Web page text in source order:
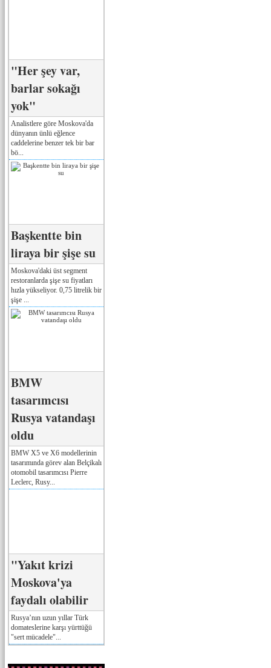
"Her şey var,
barlar sokağı
yok"
Analistlere göre Moskova'da
dünyanın ünlü eğlence
caddelerine benzer tek bir bar
bö...
Başkentte bin
liraya bir şişe su
Moskova'daki üst segment
restoranlarda şişe su fiyatları
hızla yükseliyor. 0,75 litrelik bir
şişe ...
BMW
tasarımcısı
Rusya vatandaşı
oldu
BMW X5 ve X6 modellerinin
tasarımında görev alan Belçikalı
otomobil tasarımcısı Pierre
Leclerc, Rusy...
"Yakıt krizi
Moskova'ya
faydalı olabilir
Rusya’nın uzun yıllar Türk
domateslerine karşı yürttüğü
"sert mücadele"...